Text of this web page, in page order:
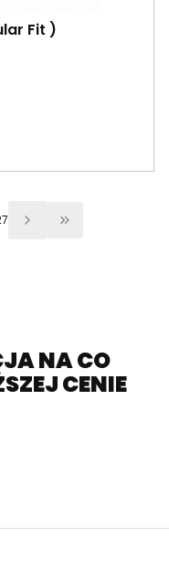
Fit )
z produktami
Przejdź do
NA CO
CENIE